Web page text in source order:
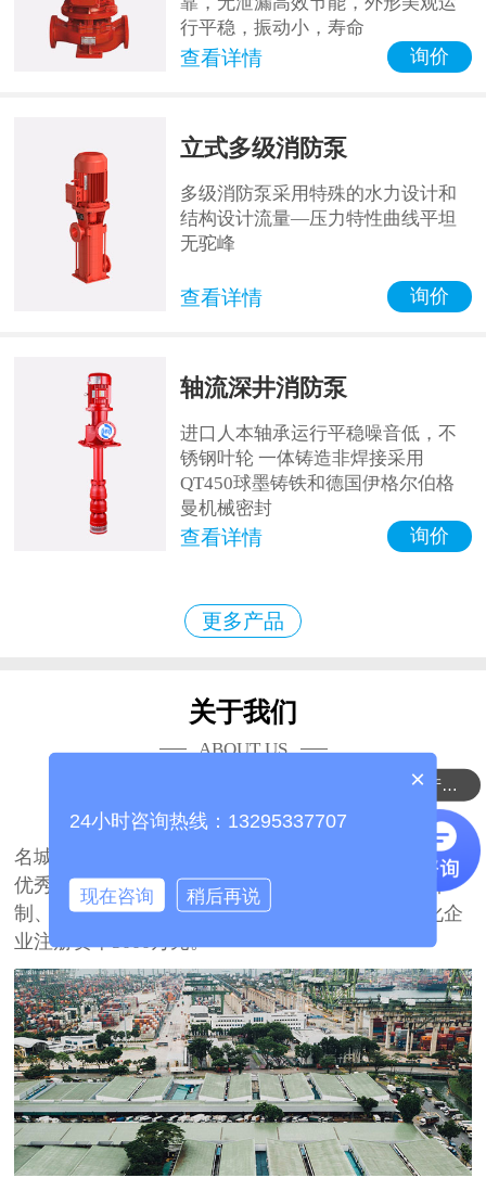
行平稳，振动小，寿命
查看详情 询价
立式多级消防泵
多级消防泵采用特殊的水力设计和
结构设计流量—压力特性曲线平坦
无驼峰
查看详情 询价
轴流深井消防泵
进口人本轴承运行平稳噪音低，不
锈钢叶轮 一体铸造非焊接采用
QT450球墨铸铁和德国伊格尔伯格
曼机械密封
查看详情 询价
更多产品
关于我们
ABOUT US
山东海瑞众联流体科技有限公司坐落于中国泵业
名城山东、博山，公司占地面积27700平方米，拥有
优秀的技术团队2000余人。是国内一家著名的集研
制、开发、生产、销售、服务于一体的大型多元化企
业注册资本3000万元。
可以介绍下你们的产品么？
×
24小时咨询热线：13295337707
现在咨询 稍后再说